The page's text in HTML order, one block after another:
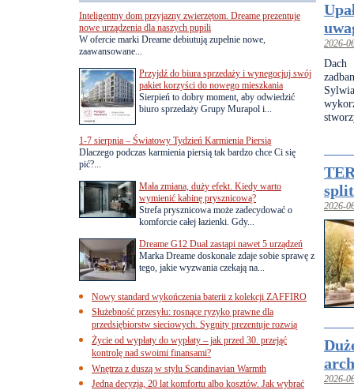
2026-
Dach
2026-
2026-
Inteligentny dom przyjazny zwierzętom. Dreame prezentuje
nowe urządzenia dla naszych pupili
W ofercie marki Dreame debiutują zupełnie nowe,
zaawansowane...
Przyjdź do biura sprzedaży i wynegocjuj swój
pakiet korzyści do nowego mieszkania
Sierpień to dobry moment, aby odwiedzić
biuro sprzedaży Grupy Murapol i...
1-7 sierpnia – Światowy Tydzień Karmienia Piersią
Dlaczego podczas karmienia piersią tak bardzo chce Ci się
pić?...
Mała zmiana, duży efekt. Kiedy warto
wymienić kabinę prysznicową?
Strefa prysznicowa może zadecydować o
komforcie całej łazienki. Gdy...
Dreame G12 Dual zastąpi nawet 5 urządzeń
Marka Dreame doskonale zdaje sobie sprawę z
tego, jakie wyzwania czekają na...
Nowy standard wykończenia baterii z kolekcji ZAFFIRO
Służebność przesyłu: rosnące ryzyko prawne dla
przedsiębiorstw sieciowych. Sygnity prezentuje rozwią
Życie od wypłaty do wypłaty – jak przed 30. przejąć
kontrolę nad swoimi finansami?
Wnętrza z duszą w stylu Scandinavian Warmth
Jedna decyzja, 20 lat komfortu albo kosztów. Jak wybrać